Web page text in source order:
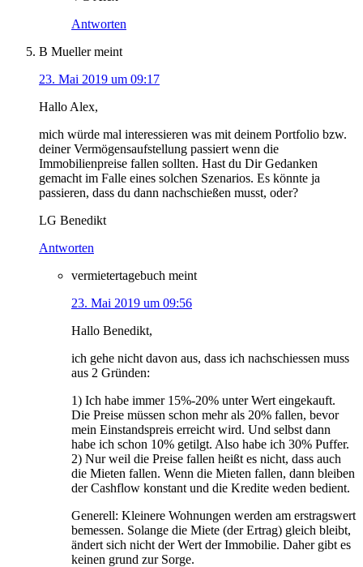
Antworten
B Mueller meint
23. Mai 2019 um 09:17
Hallo Alex,
mich würde mal interessieren was mit deinem Portfolio bzw.
deiner Vermögensaufstellung passiert wenn die
Immobilienpreise fallen sollten. Hast du Dir Gedanken
gemacht im Falle eines solchen Szenarios. Es könnte ja
passieren, dass du dann nachschießen musst, oder?
LG Benedikt
Antworten
vermietertagebuch meint
23. Mai 2019 um 09:56
Hallo Benedikt,
ich gehe nicht davon aus, dass ich nachschiessen muss
aus 2 Gründen:
1) Ich habe immer 15%-20% unter Wert eingekauft.
Die Preise müssen schon mehr als 20% fallen, bevor
mein Einstandspreis erreicht wird. Und selbst dann
habe ich schon 10% getilgt. Also habe ich 30% Puffer.
2) Nur weil die Preise fallen heißt es nicht, dass auch
die Mieten fallen. Wenn die Mieten fallen, dann bleiben
der Cashflow konstant und die Kredite weden bedient.
Generell: Kleinere Wohnungen werden am erstragswert
bemessen. Solange die Miete (der Ertrag) gleich bleibt,
ändert sich nicht der Wert der Immobilie. Daher gibt es
keinen grund zur Sorge.